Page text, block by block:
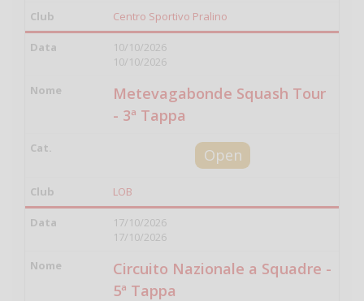
Centro Sportivo Pralino
10/10/2026
10/10/2026
Metevagabonde Squash Tour
- 3ª Tappa
Open
LOB
17/10/2026
17/10/2026
Circuito Nazionale a Squadre -
5ª Tappa